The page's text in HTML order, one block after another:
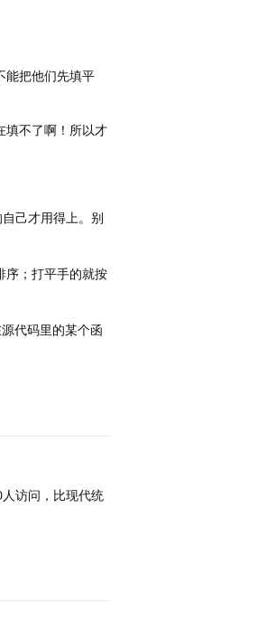
能把他们先填平
填不了啊！所以才
己才用得上。别
序；打平手的就按
代码里的某个函
访问，比现代统